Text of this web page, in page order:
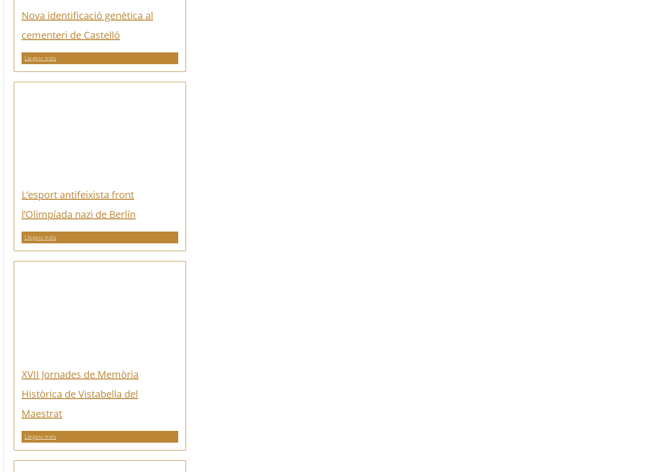
Nova identificació genètica al
cementeri de Castelló
Llegeix més
L’esport antifeixista front
l’Olimpíada nazi de Berlín
Llegeix més
XVII Jornades de Memòria
Històrica de Vistabella del
Maestrat
Llegeix més